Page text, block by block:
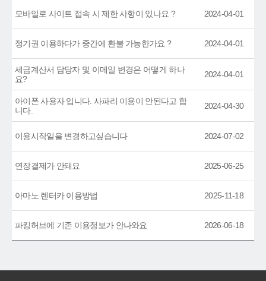
모바일로 사이트 접속 시 제한 사항이 있나요 ? 2024-04-01
정기권 이용하다가 중간에 환불 가능한가요 ? 2024-04-01
세금계산서 담당자 및 이메일 변경은 어떻게 하나
요?
2024-04-01
아이폰 사용자 입니다. 사파리 이용이 안된다고 합
니다.
2024-04-30
이용시작일을 변경하고싶습니다 2024-07-02
연장결제가 안돼요 2025-06-25
아마노 렌터카 이용방법 2025-11-18
파킹허브에 기존 이용정보가 안나와요 2026-06-18